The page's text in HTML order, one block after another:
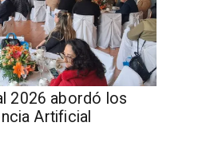
2026 abordó los
Artificial